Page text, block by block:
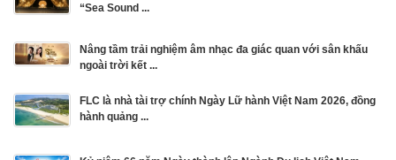
“Sea Sound ...
Nâng tầm trải nghiệm âm nhạc đa giác quan với sân khấu
ngoài trời kết ...
FLC là nhà tài trợ chính Ngày Lữ hành Việt Nam 2026, đồng
hành quảng ...